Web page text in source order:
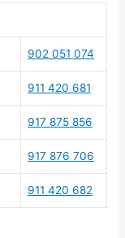
902 051 074
911 420 681
917 875 856
917 876 706
911 420 682